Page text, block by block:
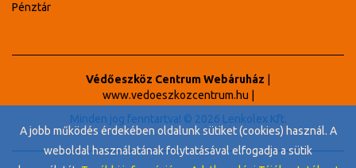
Pénztár
Védőeszköz Centrum Webáruház
www.vedoeszkozcentrum.hu
Minden jog fenntartva! © 2026 Lenkolex Kft.
A jobb működés érdekében oldalunk sütiket (cookies) használ. A
weboldal használatának folytatásával elfogadja a sütik